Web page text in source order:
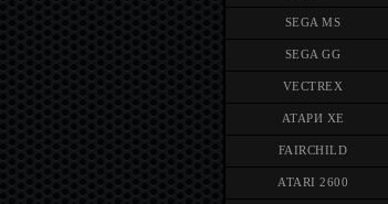
SEGA MS
SEGA GG
VECTREX
АТАРИ XE
FAIRCHILD
ATARI 2600